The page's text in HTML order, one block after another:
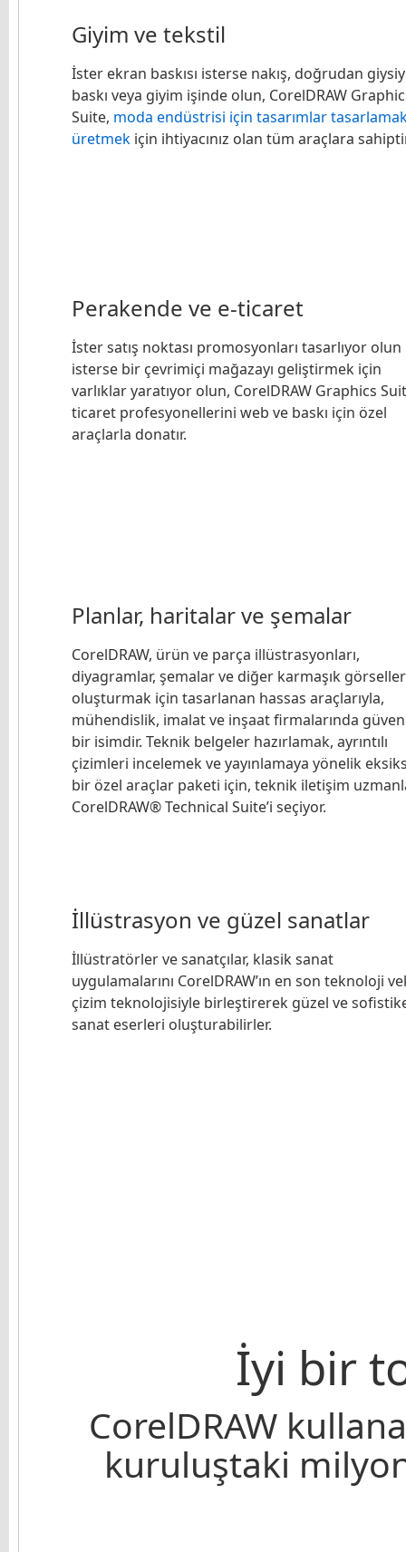
Giyim ve tekstil
İster ekran baskısı isterse nakış, doğrudan
baskı veya giyim işinde olun, CorelDRAW
Suite, moda endüstrisi için tasarımlar
üretmekiçin ihtiyacınız olan tüm araçlara
Perakende ve e-ticaret
İster satış noktası promosyonları tasarlıyor olun
isterse bir çevrimiçi mağazayı geliştirmek için
varlıklar yaratıyor olun, CorelDRAW Graphics
ticaret profesyonellerini web ve baskı için özel
araçlarla donatır.
Planlar, haritalar ve şemalar
CorelDRAW, ürün ve parça illüstrasyonları,
diyagramlar, şemalar ve diğer karmaşık görseller
oluşturmak için tasarlanan hassas araçlarıyla,
mühendislik, imalat ve inşaat firmalarında
bir isimdir. Teknik belgeler hazırlamak, ayrıntılı
çizimleri incelemek ve yayınlamaya yönelik
bir özel araçlar paketi için, teknik iletişim
CorelDRAW® Technical Suite’i seçiyor.
İllüstrasyon ve güzel sanatlar
İllüstratörler ve sanatçılar, klasik sanat
uygulamalarını CorelDRAW’ın en son teknoloji
çizim teknolojisiyle birleştirerek güzel ve
sanat eserleri oluşturabilirler.
İyi bir
CorelDRAW
kuruluştaki